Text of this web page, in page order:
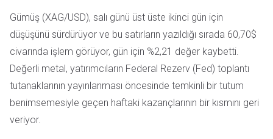
Gümüş (XAG/USD), salı günü üst üste ikinci gün için
düşüşünü sürdürüyor ve bu satırların yazıldığı sırada 60,70$
civarında işlem görüyor, gün için %2,21 değer kaybetti.
Değerli metal, yatırımcıların Federal Rezerv (Fed) toplantı
tutanaklarının yayınlanması öncesinde temkinli bir tutum
benimsemesiyle geçen haftaki kazançlarının bir kısmını geri
veriyor.